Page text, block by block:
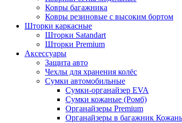
Ковры багажника
Ковры резиновые с высоким бортом
Шторки каркасные
Шторки Satandart
Шторки Premium
Аксессуары
Защита авто
Чехлы для хранения колёс
Сумки автомобильные
Сумки-органайзер EVA
Сумки кожаные (Ромб)
Органайзеры Premium
Органайзеры в багажник